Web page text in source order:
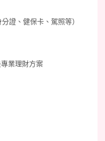
證、健保卡、駕照等）
業理財方案